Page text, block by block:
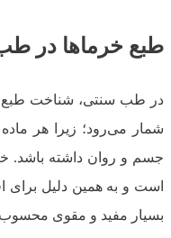
طبع خرماها در
در طب سنتی، شناخت طبع و
شمار می‌رود؛ زیرا هر ماده
جسم و روان داشته باشد.
است و به همین دلیل برای
بسیار مفید و مقوی